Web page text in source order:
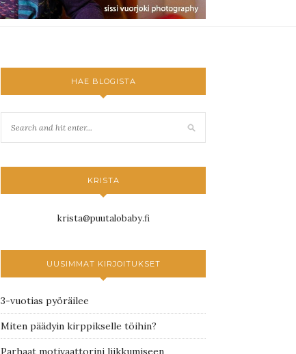
HAE BLOGISTA
KRISTA
krista@puutalobaby.fi
UUSIMMAT KIRJOITUKSET
3-vuotias pyöräilee
Miten päädyin kirppikselle töihin?
Parhaat motivaattorini liikkumiseen